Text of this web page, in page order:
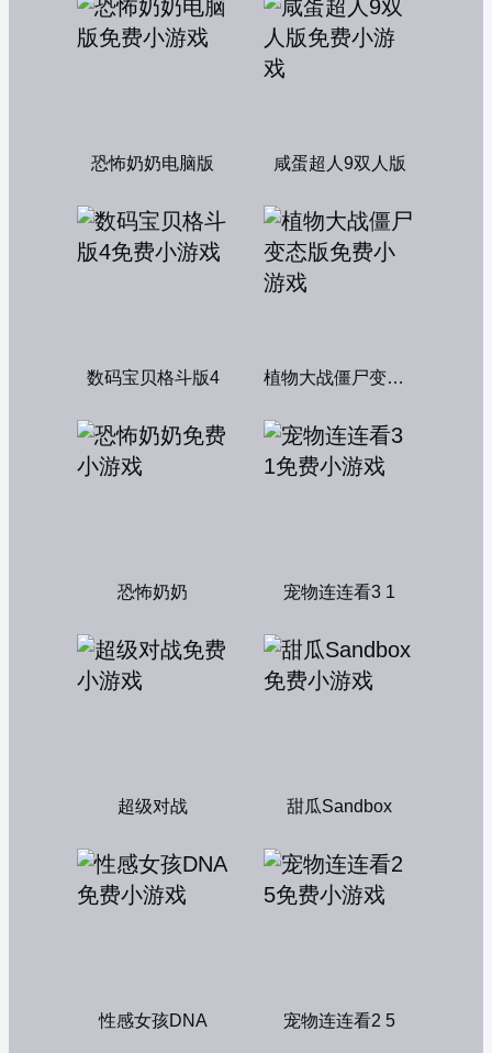
恐怖奶奶电脑版 咸蛋超人9双人版
数码宝贝格斗版4 植物大战僵尸变态版
恐怖奶奶 宠物连连看3 1
超级对战 甜瓜Sandbox
性感女孩DNA 宠物连连看2 5